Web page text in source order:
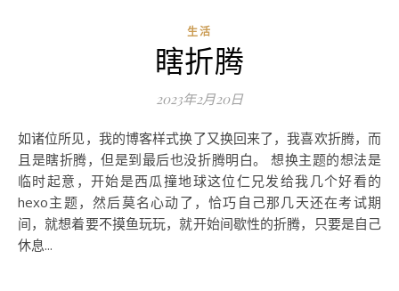
生活
瞎折腾
2023年2月20日
如诸位所见，我的博客样式换了又换回来了，我喜欢折腾，而
且是瞎折腾，但是到最后也没折腾明白。 想换主题的想法是
临时起意，开始是西瓜撞地球这位仁兄发给我几个好看的
hexo主题，然后莫名心动了，恰巧自己那几天还在考试期
间，就想着要不摸鱼玩玩，就开始间歇性的折腾，只要是自己
休息...